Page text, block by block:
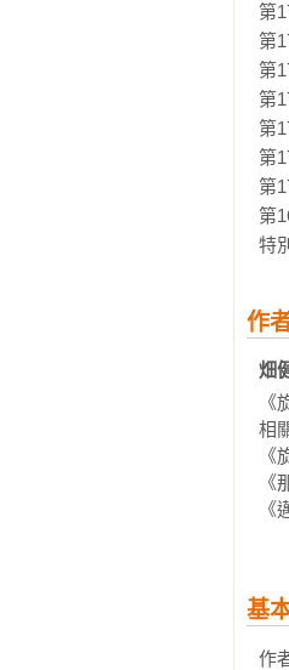
第
第
第
第
第
第
第
第
特
作
畑
相
《
《
《
基
作